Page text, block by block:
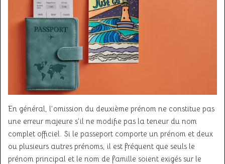
En général, l’omission du deuxième prénom ne constitue pas
une erreur majeure s’il ne modifie pas la teneur du nom
complet officiel. Si le passeport comporte un prénom et deux
ou plusieurs autres prénoms, il est fréquent que seuls le
prénom principal et le nom de famille soient exigés sur le